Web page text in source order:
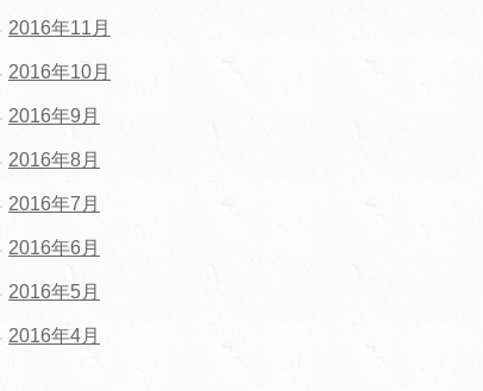
2016年11月
2016年10月
2016年9月
2016年8月
2016年7月
2016年6月
2016年5月
2016年4月